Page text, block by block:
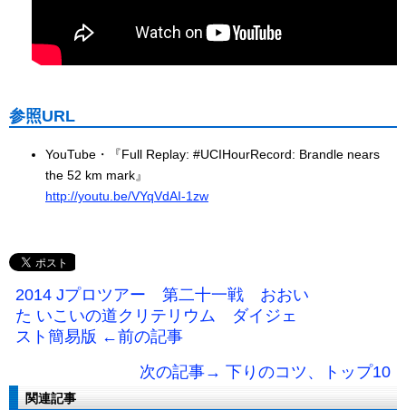
参照URL
YouTube・『Full Replay: #UCIHourRecord: Brandle nears
the 52 km mark』
http://youtu.be/VYqVdAI-1zw
2014 Jプロツアー 第二十一戦 おおい
た いこいの道クリテリウム ダイジェ
スト簡易版 ←前の記事
次の記事→ 下りのコツ、トップ10
関連記事